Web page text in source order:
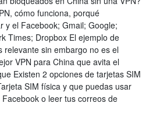
cómo funciona, porqué
y el Facebook; Gmail; Google;
Times; Dropbox El ejemplo de
relevante sin embargo no es el
VPN para China que avita el
Existen 2 opciones de tarjetas SIM
SIM física y que puedas usar
o leer tus correos de